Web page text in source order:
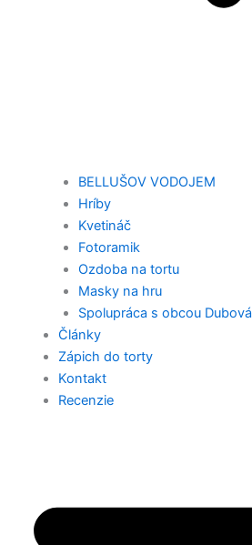
BELLUŠOV VODOJEM
Hríby
Kvetináč
Fotoramik
Ozdoba na tortu
Masky na hru
Spolupráca s obcou Dubová
Články
Zápich do torty
Kontakt
Recenzie